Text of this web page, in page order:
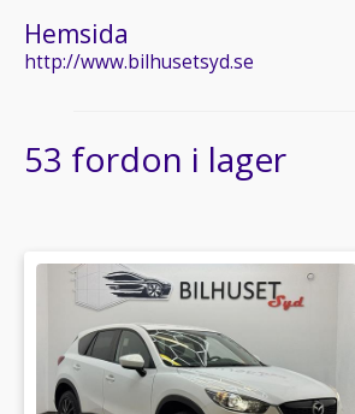
Hemsida
http://www.bilhusetsyd.se
53 fordon i lager